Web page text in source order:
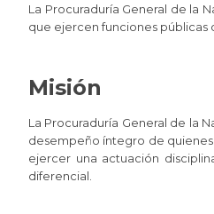
La Procuraduría General de la
que ejercen funciones públicas
Misión
La Procuraduría General de la
desempeño íntegro de
ejercer una actuación
diferencial.